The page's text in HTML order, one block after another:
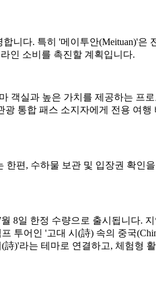
니다. 특히 '메이투안(Meituan)'은
인 소비를 촉진할 계획입니다.
객실과 높은 가치를 제공하는 프
광 통합 패스 소지자에게 전용 여
편, 수하물 보관 및 입장권 확인
8일 한정 수량으로 출시됩니다.
어인 '고대 시(詩) 속의 중국
)'라는 테마로 연결하고, 체험형